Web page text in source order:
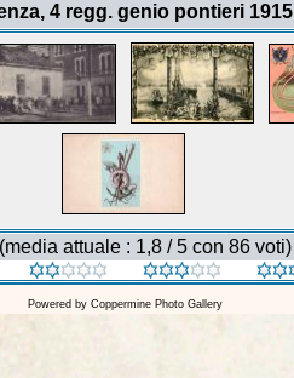
4 regg. genio pontieri 1915
attuale : 1,8 / 5 con 86 voti)
Powered by Coppermine Photo Gallery